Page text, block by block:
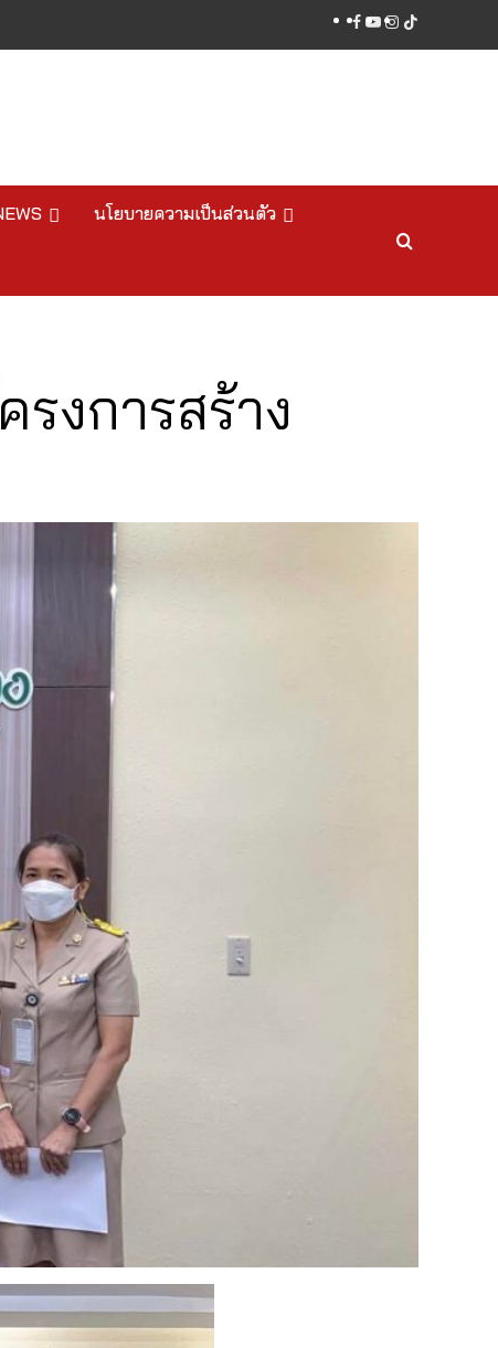
facebook
youtube
instagram
tiktok
นโยบายความเป็นส่วนตัว
งการสร้าง